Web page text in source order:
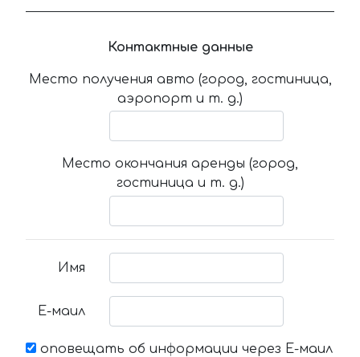
Контактные данные
Место получения авто (город, гостиница,
аэропорт и т. д.)
Место окончания аренды (город,
гостиница и т. д.)
Имя
Е-маил
оповещать об информации через Е-маил